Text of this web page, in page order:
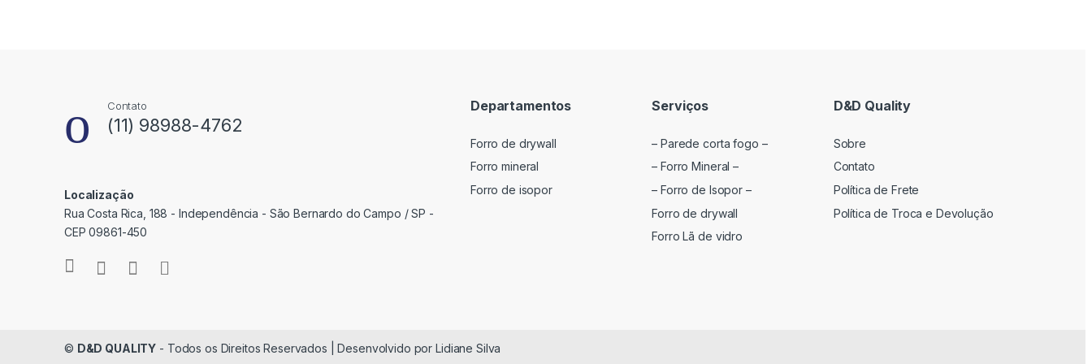
Contato
(11) 98988-4762
Localização
Rua Costa Rica, 188 - Independência - São Bernardo do Campo / SP -
CEP 09861-450
Departamentos
Forro de drywall
Forro mineral
Forro de isopor
Serviços
– Parede corta fogo –
– Forro Mineral –
– Forro de Isopor –
Forro de drywall
Forro Lã de vidro
D&D Quality
Sobre
Contato
Política de Frete
Política de Troca e Devolução
© D&D QUALITY - Todos os Direitos Reservados | Desenvolvido por Lidiane Silva